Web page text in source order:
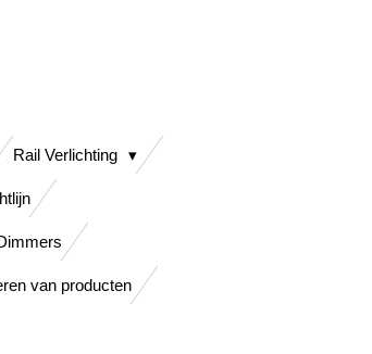
Rail Verlichting
van producten